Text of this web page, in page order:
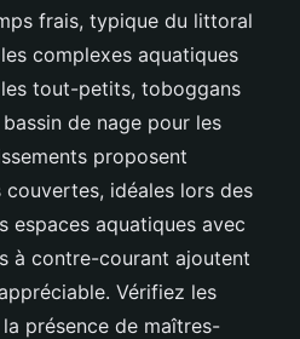
frais, typique du littoral
complexes aquatiques
tout-petits, toboggans
de nage pour les
proposent
idéales lors des
espaces aquatiques avec
à contre-courant ajoutent
Vérifiez les
présence de maîtres-